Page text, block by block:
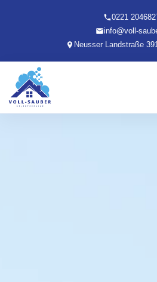
0221
info@voll-
Neusser Landstraße